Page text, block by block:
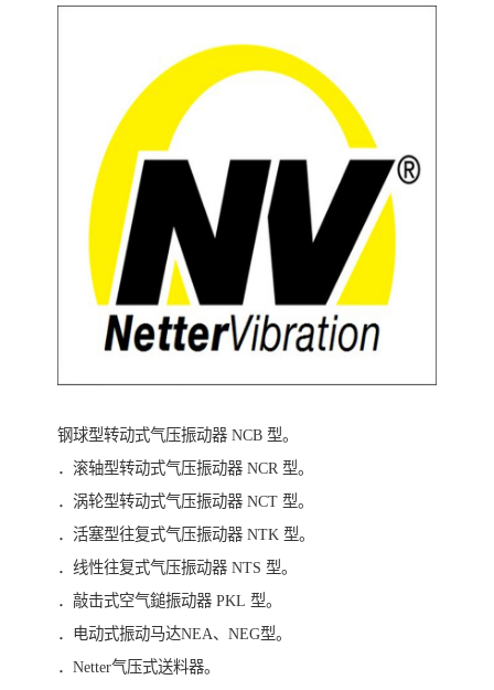
钢球型转动式气压振动器 NCB 型。
．滚轴型转动式气压振动器 NCR 型。
．涡轮型转动式气压振动器 NCT 型。
．活塞型往复式气压振动器 NTK 型。
．线性往复式气压振动器 NTS 型。
．敲击式空气鎚振动器 PKL 型。
．电动式振动马达NEA、NEG型。
．Netter气压式送料器。